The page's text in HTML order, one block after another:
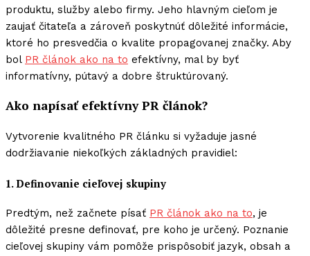
produktu, služby alebo firmy. Jeho hlavným cieľom je
zaujať čitateľa a zároveň poskytnúť dôležité informácie,
ktoré ho presvedčia o kvalite propagovanej značky. Aby
bol PR článok ako na to efektívny, mal by byť
informatívny, pútavý a dobre štruktúrovaný.
Ako napísať efektívny PR článok?
Vytvorenie kvalitného PR článku si vyžaduje jasné
dodržiavanie niekoľkých základných pravidiel:
1. Definovanie cieľovej skupiny
Predtým, než začnete písať PR článok ako na to, je
dôležité presne definovať, pre koho je určený. Poznanie
cieľovej skupiny vám pomôže prispôsobiť jazyk, obsah a